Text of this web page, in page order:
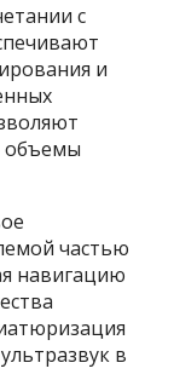
с
и
объемы
частью
навигацию
в